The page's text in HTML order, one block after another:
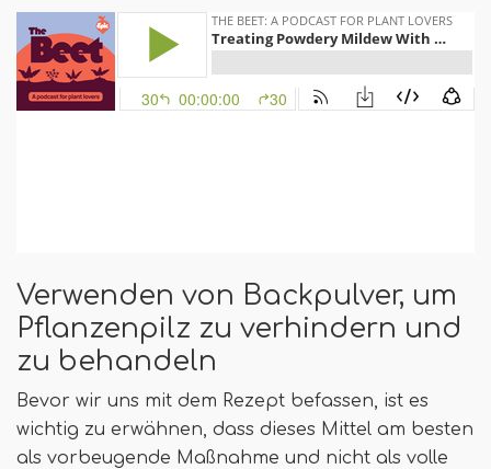
Verwenden von Backpulver, um
Pflanzenpilz zu verhindern und
zu behandeln
Bevor wir uns mit dem Rezept befassen, ist es
wichtig zu erwähnen, dass dieses Mittel am besten
als vorbeugende Maßnahme und nicht als volle